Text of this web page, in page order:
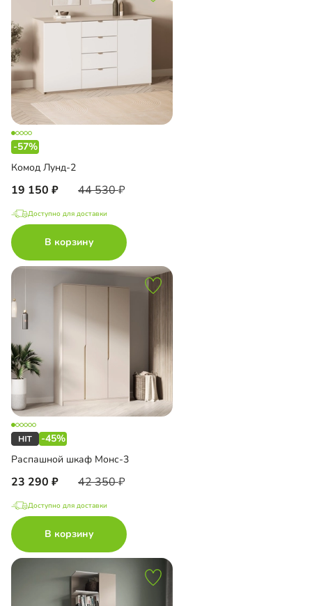
-57%
Комод Лунд-2
19 150 44 530
Доступно для доставки
В корзину
-45%
Распашной шкаф Монс-3
23 290 42 350
Доступно для доставки
В корзину